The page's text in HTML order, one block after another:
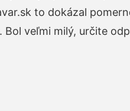
to dokázal
veľmi milý, určite